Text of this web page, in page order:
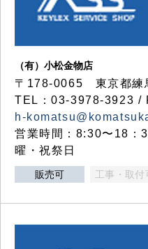
（有）小松金物店
〒178-0065 東京都練
TEL：03-3978-3923 /
h-
営業時間：8:30〜18：
曜・祝祭日
販売可 工事・取付